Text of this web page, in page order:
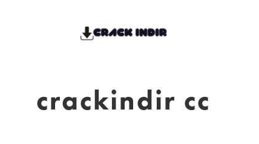
crackindir cc